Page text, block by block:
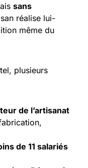
sans
réalise lui-
même du
plusieurs
de l’artisanat
de 11 salariés